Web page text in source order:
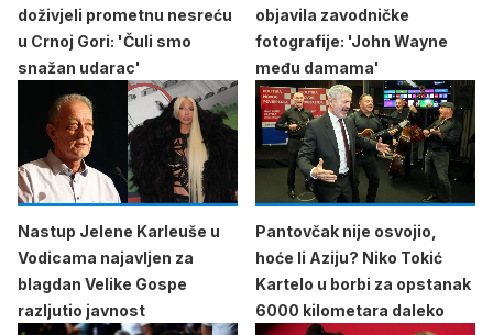
doživjeli prometnu nesreću
u Crnoj Gori: 'Čuli smo
snažan udarac'
objavila zavodničke
fotografije: 'John Wayne
među damama'
Nastup Jelene Karleuše u
Vodicama najavljen za
blagdan Velike Gospe
razljutio javnost
Pantovčak nije osvojio,
hoće li Aziju? Niko Tokić
Kartelo u borbi za opstanak
6000 kilometara daleko